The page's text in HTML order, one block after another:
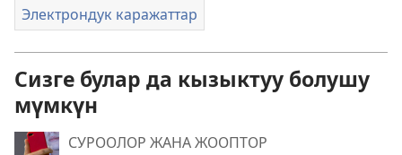
Электрондук каражаттар
Сизге булар да кызыктуу болушу
мүмкүн
СУРООЛОР ЖАНА ЖООПТОР